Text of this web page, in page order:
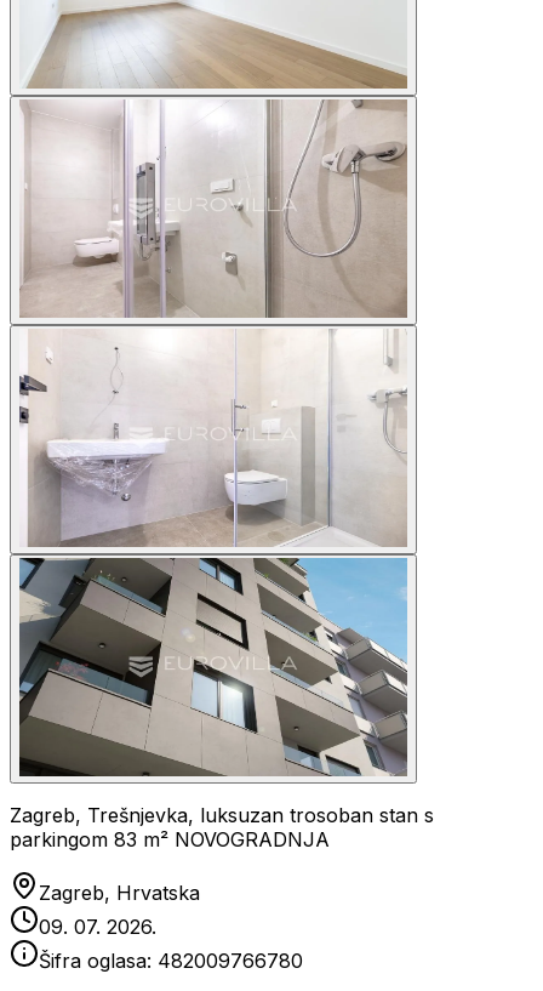
Zagreb, Trešnjevka, luksuzan trosoban stan s
parkingom 83 m² NOVOGRADNJA
Zagreb, Hrvatska
09. 07. 2026.
Šifra oglasa: 482009766780